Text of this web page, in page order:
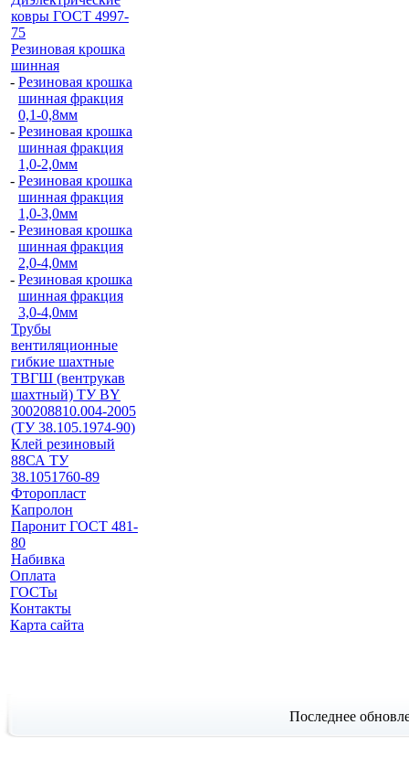
ковры ГОСТ 4997-
75
Резиновая крошка
шинная
- Резиновая крошка
шинная фракция
0,1-0,8мм
- Резиновая крошка
шинная фракция
1,0-2,0мм
- Резиновая крошка
шинная фракция
1,0-3,0мм
- Резиновая крошка
шинная фракция
2,0-4,0мм
- Резиновая крошка
шинная фракция
3,0-4,0мм
Трубы
вентиляционные
гибкие шахтные
ТВГШ (вентрукав
шахтный) ТУ BY
300208810.004-2005
(ТУ 38.105.1974-90)
Клей резиновый
88СА ТУ
38.1051760-89
Фторопласт
Капролон
Паронит ГОСТ 481-
80
Набивка
Оплата
ГОСТы
Контакты
Карта сайта
Последнее